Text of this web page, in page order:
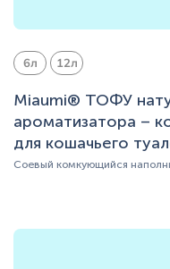
6л 12л
Miaumi® ТОФУ
ароматизатора –
для кошачьего
Соевый комкующийся